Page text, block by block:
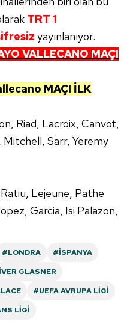
kullanılacaktır.
yer alan panel
ilişkin detaylı bilgi
Kanunu uyarınca
okumak ve sitemizde
çerezlerle ilgili bilgi
TRT 1
yayınlanıyor.
VALLECANO MAÇI
MAÇI İLK
Riad, Lacroix, Canvot,
Sarr, Yeremy
Lejeune, Pathe
Garcia, Isi Palazon,
#LONDRA
#İSPANYA
GLASNER
#UEFA AVRUPA LIGI
LIGI